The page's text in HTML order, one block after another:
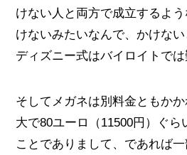
けない人と両方で成立するよ
けないみたいなんで、かけな
ディズニー式はバイロイトでは
そしてメガネは別料金ともか
大で80ユーロ（11500円）ぐ
ことでありまして、であれば一